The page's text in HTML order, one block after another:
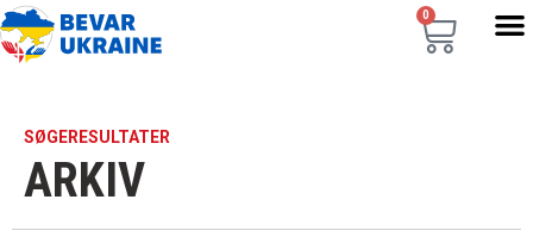
0
SØGERESULTATER
ARKIV